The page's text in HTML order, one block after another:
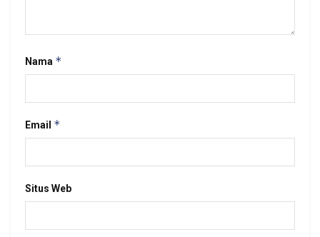
Nama *
Email *
Situs Web